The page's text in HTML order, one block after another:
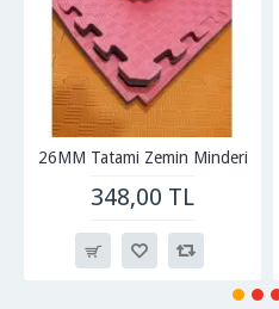
26MM Tatami Zemin Minderi
348,00 TL